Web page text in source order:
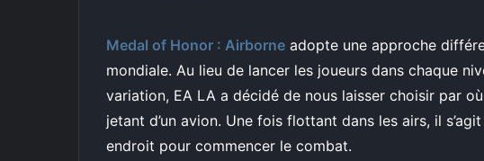
Medal of Honor : Airborne adopte une approche
mondiale. Au lieu de lancer les joueurs dans chaque
variation, EA LA a décidé de nous laisser choisir par
jetant d’un avion. Une fois flottant dans les airs, il
endroit pour commencer le combat.